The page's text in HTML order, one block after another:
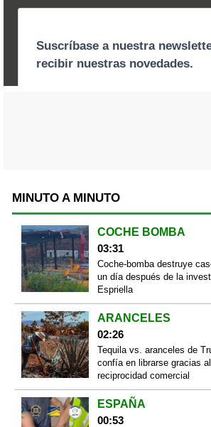
MINUTO A MINUTO
COCHE BOMBA
03:31
Coche-bomba destruye
un día después de la
Espriella
ARANCELES
02:26
Tequila vs. aranceles de
confía en librarse gracias
reciprocidad comercial
ESPAÑA
00:53